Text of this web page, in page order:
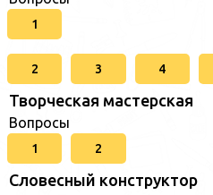
1
2 3 4
Творческая мастерская
Вопросы
1 2
Словесный конструктор